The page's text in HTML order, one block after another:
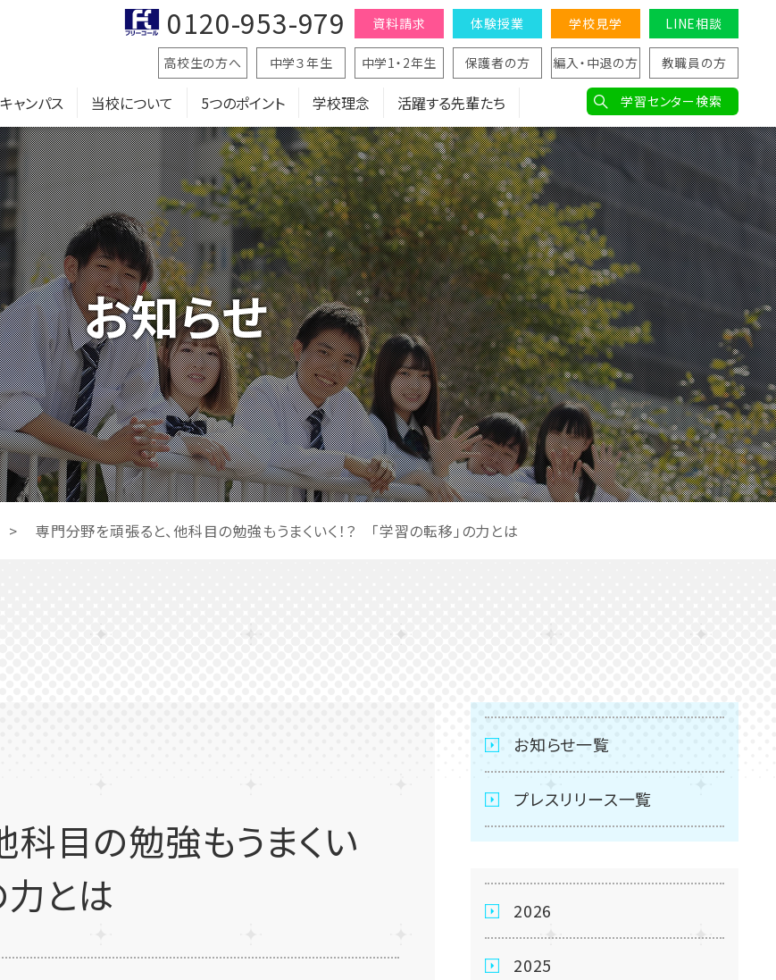
ャンパス 当校について 5つのポイント 学校理念 活躍する先輩たち
資料請求 体験授業 学校見学 LINE相談
高校生の方へ 中学３年生 中学1・2年生 保護者の方 編入・中退の方 教職員の方
学習センター検索
0120-953-979
お知らせ
> 専門分野を頑張ると、他科目の勉強もうまくいく！？ 「学習の転移」の力とは
科目の勉強もうまくい
力とは
お知らせ一覧
プレスリリース一覧
2026
2025